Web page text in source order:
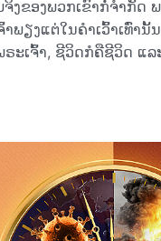
ງຂອງພວກເຂົາກໍ່ຈຳກັດ
ພຽງແຕ່ໃນຄຳເວົ້າເທົ່ານັ້
ຣະເຈົ້າ, ຊີວິດກໍຄືຊີວິດ ແ
ຣະທໍາຂອງພຣະເຈົ້າບໍ່ເປັ
ມ່ນຂຶ້ນກັບຄວາມປາດຖະ
ຂອງພວກເຂົາ. ມີພຽງໜ້
ອງພຣະອົງ. ກົງກັນຂ້າມ
ອອີງຕາມລະບຽບປະເພ
ບຄວາມສໍາພັນທາງໂລກ
ດົນແລ້ວກໍຕາມ ທຸກຄົນພຽງ
ບໍ່ເຢັນບໍ່ຮ້ອນ. ພວກເຂົາ
. ພວກເຂົາບໍ່ເຄີຍຮັກພຣະ
ຫວ່າງຈິງໃຈ ແລະ ແກ້ງເ
ະຕິບັດຄວາມເຊື່ອຂອງພວ
ເຊື່ອໃນພຣະເຈົ້າ, ເຈົ້າຄວນ